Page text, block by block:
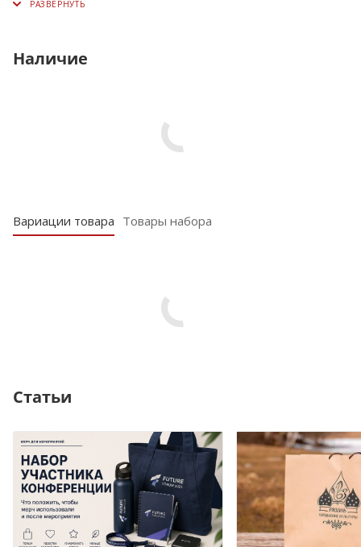
Наличие
Вариации товара Товары набора
Статьи